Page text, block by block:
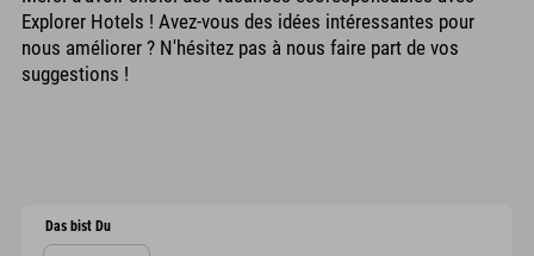
Explorer Hotels ! Avez-vous des idées intéressantes pour
nous améliorer ? N'hésitez pas à nous faire part de vos
suggestions !
Das bist Du